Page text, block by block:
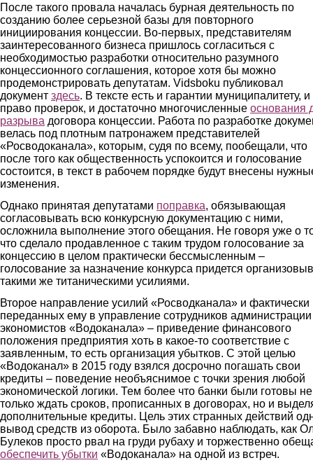
После такого провала началась бурная деятельность по
созданию более серьезной базы для повторного
инициирования концессии. Во-первых, представителям
заинтересованного бизнеса пришлось согласиться с
необходимостью разработки относительно разумного
концессионного соглашения, которое хотя бы можно
продемонстрировать депутатам. Vidsboku публиковал
документ здесь. В тексте есть и гарантии муниципалитету, и
право проверок, и достаточно многочисленные основания
разрыва договора концессии. Работа по разработке
велась под плотным патронажем представителей
«Росводоканала», которым, судя по всему, пообещали, что
после того как общественность успокоится и голосование
состоится, в текст в рабочем порядке будут внесены
изменения.
Однако принятая депутатами поправка, обязывающая
согласовывать всю конкурсную документацию с ними,
осложнила выполнение этого обещания. Не говоря уже о
что сделало продавленное с таким трудом голосование за
концессию в целом практически бессмысленным –
голосование за назначение конкурса придется
такими же титаническими усилиями.
Второе направление усилий «Росводканала» и фактически
переданных ему в управление сотрудников
экономистов «Водоканала» – приведение финансового
положения предприятия хоть в какое-то соответствие с
заявленным, то есть организация убытков. С этой целью
«Водоканал» в 2015 году взялся досрочно погашать свои
кредиты – поведение необъяснимое с точки зрения любой
экономической логики. Тем более что банки были готовы не
только ждать сроков, прописанных в договорах, но и
дополнительные кредиты. Цель этих странных действий
вывод средств из оборота. Было забавно наблюдать, как
Булеков просто рвал на груди рубаху и торжественно
обеспечить убытки «Водоканала» на одной из встреч.